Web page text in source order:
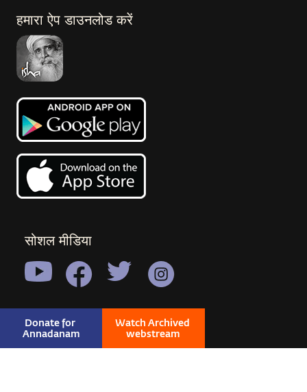
Donate for
Annadanam
Watch Archived
webstream
हमारा ऐप डाउनलोड करें
सोशल मीडिया